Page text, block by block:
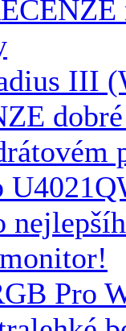
III
Pro